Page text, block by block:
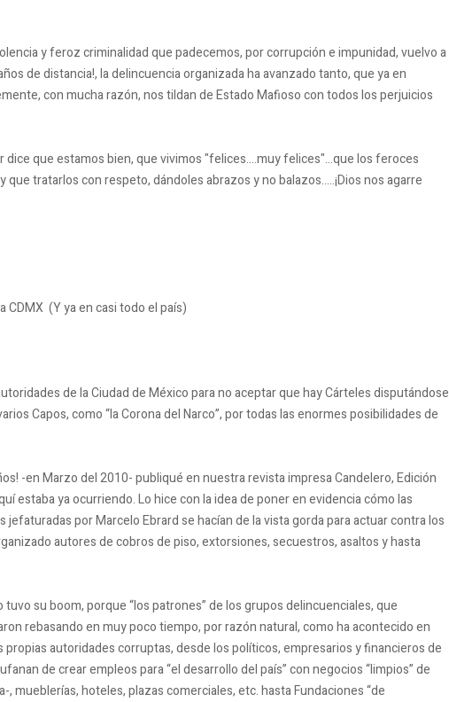
y feroz criminalidad que padecemos, por corrupción e impunidad, vuelvo a
de distancia!, la delincuencia organizada ha avanzado tanto, que ya en
con mucha razón, nos tildan de Estado Mafioso con todos los perjuicios
que estamos bien, que vivimos "felices....muy felices"...que los feroces
tratarlos con respeto, dándoles abrazos y no balazos.....¡Dios nos agarre
CDMX (Y ya en casi todo el país)
de la Ciudad de México para no aceptar que hay Cárteles disputándose
Capos, como “la Corona del Narco”, por todas las enormes posibilidades de
-en Marzo del 2010- publiqué en nuestra revista impresa Candelero, Edición
estaba ya ocurriendo. Lo hice con la idea de poner en evidencia cómo las
por Marcelo Ebrard se hacían de la vista gorda para actuar contra los
autores de cobros de piso, extorsiones, secuestros, asaltos y hasta
su boom, porque “los patrones” de los grupos delincuenciales, que
rebasando en muy poco tiempo, por razón natural, como ha acontecido en
propias autoridades corruptas, desde los políticos, empresarios y financieros de
de crear empleos para “el desarrollo del país” con negocios “limpios” de
mueblerías, hoteles, plazas comerciales, etc. hasta Fundaciones “de